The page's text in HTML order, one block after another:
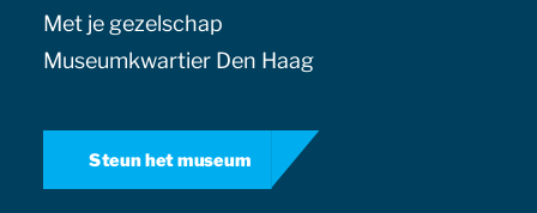
Met je gezelschap
Museumkwartier Den Haag
Steun het museum